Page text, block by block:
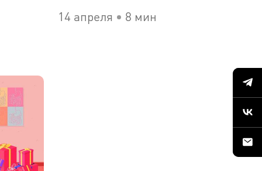
14 апреля 8 мин